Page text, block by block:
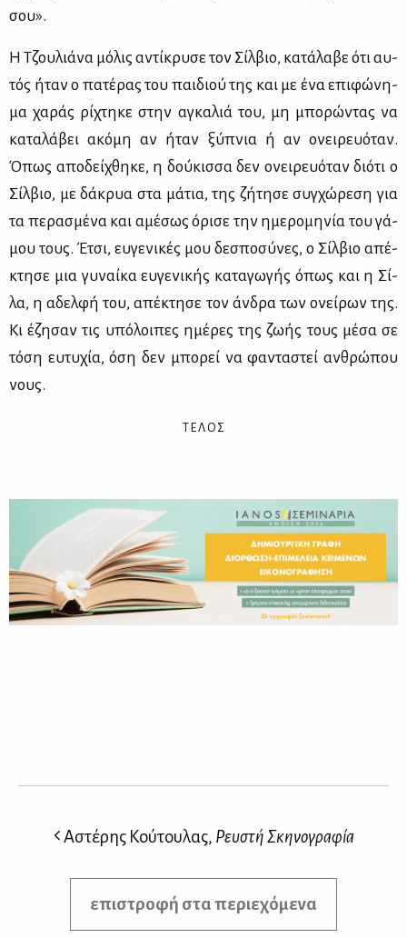
σου».
Η Τζου­λιά­να μό­λις αντί­κρυ­σε τον Σίλ­βιο, κα­τά­λα­βε ότι αυ­
τός ήταν ο πα­τέ­ρας του παι­διού της και με ένα επι­φώ­νη­
μα χα­ράς ρί­χτη­κε στην αγκα­λιά του, μη μπο­ρώ­ντας να
κα­τα­λά­βει ακό­μη αν ήταν ξύ­πνια ή αν ονει­ρευό­ταν.
Όπως απο­δεί­χθη­κε, η δού­κισ­σα δεν ονει­ρευό­ταν διό­τι ο
Σίλ­βιο, με δά­κρυα στα μά­τια, της ζή­τη­σε συγ­χώ­ρε­ση για
τα πε­ρα­σμέ­να και αμέ­σως όρι­σε την ημε­ρο­μη­νία του γά­
μου τους. Έτσι, ευ­γε­νι­κές μου δε­σπο­σύ­νες, ο Σίλ­βιο απέ­
κτη­σε μια γυ­ναί­κα ευ­γε­νι­κής κα­τα­γω­γής όπως και η Σί­
λα, η αδελ­φή του, απέ­κτη­σε τον άν­δρα των ονεί­ρων της.
Κι έζη­σαν τις υπό­λοι­πες ημέ­ρες της ζω­ής τους μέ­σα σε
τό­ση ευ­τυ­χία, όση δεν μπο­ρεί να φα­ντα­στεί αν­θρώ­που
νους.
Τ Ε Λ Ο Σ
Αστέρης Κούτουλας, Ρευστή Σκηνογραφία
επιστροφή στα περιεχόμενα